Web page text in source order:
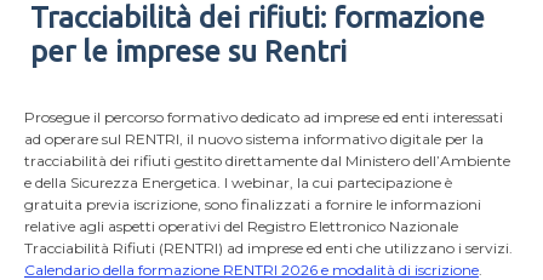
Tracciabilità dei rifiuti: formazione
per le imprese su Rentri
Prosegue il percorso formativo dedicato ad imprese ed enti interessati
ad operare sul RENTRI, il nuovo sistema informativo digitale per la
tracciabilità dei rifiuti gestito direttamente dal Ministero dell’Ambiente
e della Sicurezza Energetica. I webinar, la cui partecipazione è
gratuita previa iscrizione, sono finalizzati a fornire le informazioni
relative agli aspetti operativi del Registro Elettronico Nazionale
Tracciabilità Rifiuti (RENTRI) ad imprese ed enti che utilizzano i servizi.
Calendario della formazione RENTRI 2026 e modalità di iscrizione.